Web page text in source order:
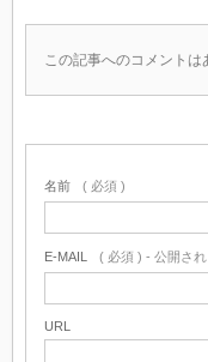
この記事へのコメントは
名前 ( 必須 )
E-MAIL ( 必須 ) - 公開さ
URL